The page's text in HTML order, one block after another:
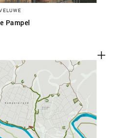
Pampel